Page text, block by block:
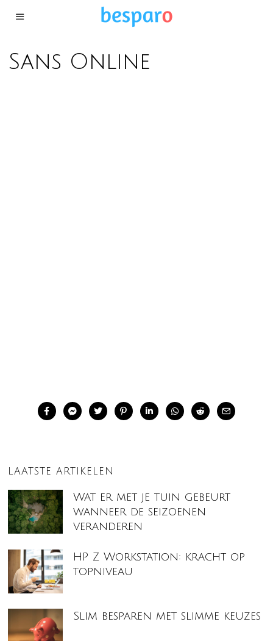
Sans Online
LAATSTE ARTIKELEN
Wat er met je tuin gebeurt
wanneer de seizoenen
veranderen
HP Z Workstation: kracht op
topniveau
Slim besparen met slimme keuzes